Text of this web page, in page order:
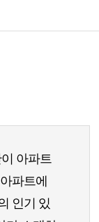
아파트
파트에
인기 있